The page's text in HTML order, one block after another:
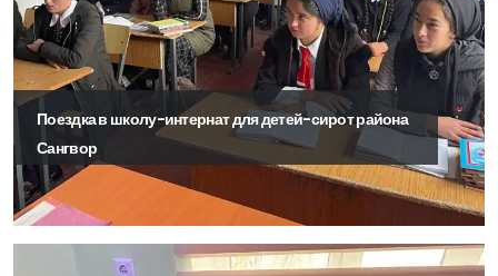
Поездка в школу-интернат для детей-сирот района
Сангвор